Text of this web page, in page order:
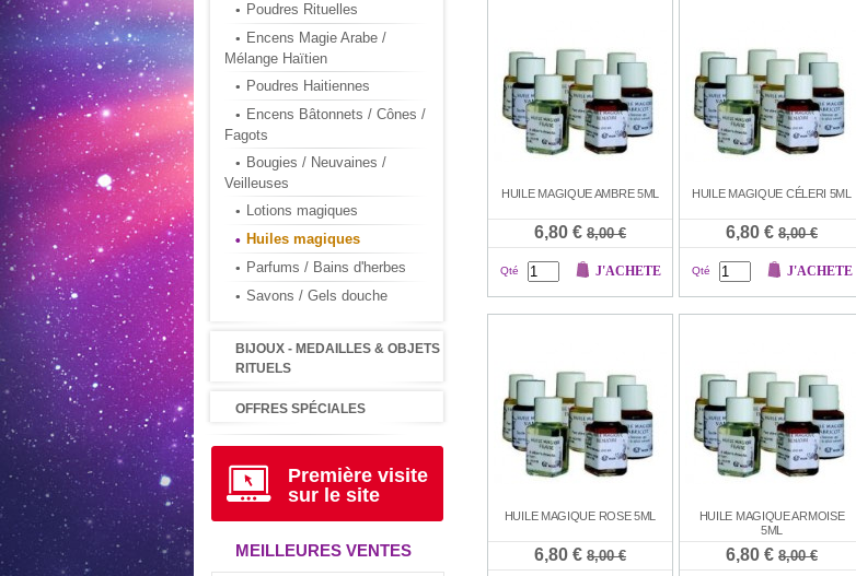
Poudres Rituelles
Encens Magie Arabe /
Mélange Haïtien
Poudres Haitiennes
Encens Bâtonnets / Cônes /
Fagots
Bougies / Neuvaines /
Veilleuses
Lotions magiques
Huiles magiques
Parfums / Bains d'herbes
Savons / Gels douche
BIJOUX - MEDAILLES & OBJETS
RITUELS
OFFRES SPÉCIALES
Première visite
sur le site
MEILLEURES VENTES
HUILE MAGIQUE AMBRE 5ML
6,80 € 8,00 €
Qté J'ACHETE
HUILE MAGIQUE CÉLERI 5ML
6,80 € 8,00 €
Qté J'ACHETE
HUILE MAGIQUE ROSE 5ML
6,80 € 8,00 €
HUILE MAGIQUE ARMOISE
5ML
6,80 € 8,00 €